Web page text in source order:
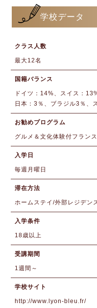
学校データ
クラス人数
最大12名
国籍バランス
ドイツ：14%、スイス：
日本：3％、ブラジル3％、
お勧めプログラム
グルメ＆文化体験付フラン
入学日
毎週月曜日
滞在方法
ホームステイ/外部レジデン
入学条件
18歳以上
受講期間
1週間～
学校サイト
http://www.lyon-bleu.fr/